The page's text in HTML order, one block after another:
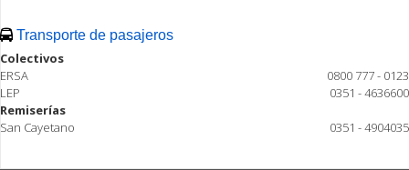
Transporte de pasajeros
Colectivos
ERSA
0800 777 - 0123
LEP
0351 - 4636600
Remiserías
San Cayetano
0351 - 4904035